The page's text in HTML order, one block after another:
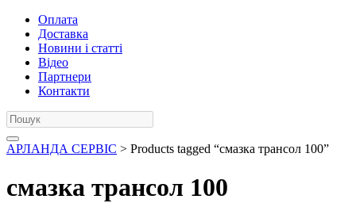
Оплата
Доставка
Новини і статті
Відео
Партнери
Контакти
АРЛАНДА СЕРВІС > Products tagged “смазка трансол 100”
смазка трансол 100